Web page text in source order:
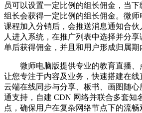
员可以设置一定比例的组长佣金，当下
组长会获得一定比例的组长佣金。微
课程加入分销后，会推送消息通知合
人进入系统，在推广列表中选择并分
单后获得佣金，并且和用户形成归属期
微师电脑版提供专业的教育直播、
让您专注于内容及业务，快速搭建在
云端在线同步与分享、板书、画图随心
通支持，自建 CDN 网络并联合多套知
点，确保用户在复杂网络节点下的流